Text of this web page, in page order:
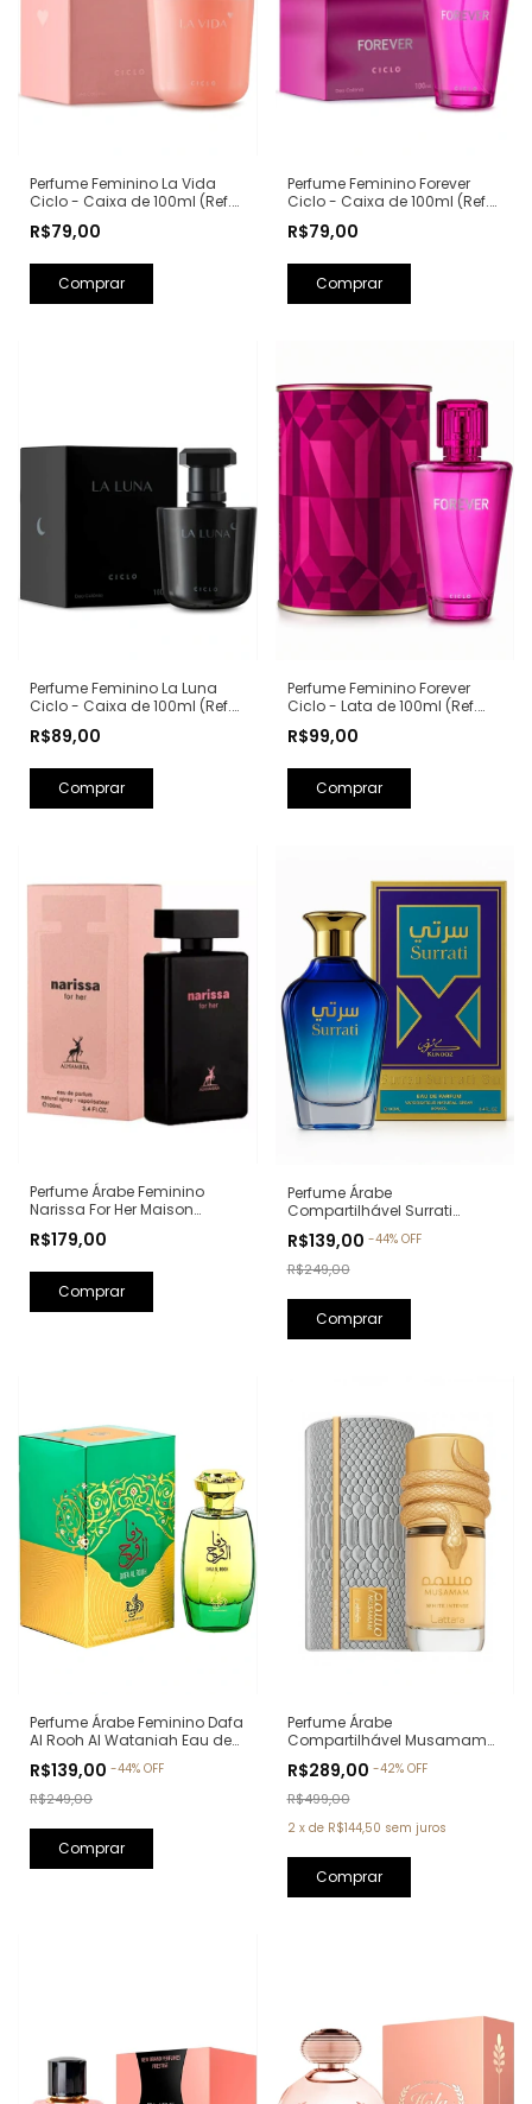
Perfume Feminino La Vida
Ciclo - Caixa de 100ml (Ref.
Lancôme)
R$79,00
Perfume Feminino Forever
Ciclo - Caixa de 100ml (Ref.
Spears)
R$79,00
Perfume Feminino La Luna
Ciclo - Caixa de 100ml (Ref.
Lancôme)
R$89,00
Perfume Feminino Forever
Ciclo - Lata de 100ml (Ref.
Spears)
R$99,00
Perfume Árabe Feminino
Narissa For Her Maison
100ml (Ref. Olfativa: Narciso
R$179,00
Perfume Árabe
Compartilhável Surrati
Parfum - 100ml (Ref. Olfativa:
Erba Pura Xerjoff)
R$139,00 -44% OFF
R$249,00
Perfume Árabe Feminino Dafa
Al Rooh Al Wataniah Eau de
R$139,00 -44% OFF
R$249,00
Perfume Árabe
Compartilhável Musamam
Parfum - 100ml
R$289,00 -42% OFF
R$499,00
2 x de R$144,50 sem juros